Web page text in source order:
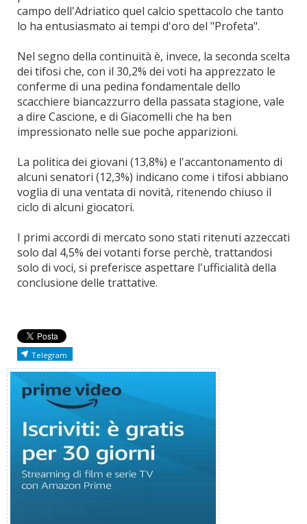
campo dell'Adriatico quel calcio spettacolo che tanto
lo ha entusiasmato ai tempi d'oro del "Profeta".
Nel segno della continuità è, invece, la seconda scelta
dei tifosi che, con il 30,2% dei voti ha apprezzato le
conferme di una pedina fondamentale dello
scacchiere biancazzurro della passata stagione, vale
a dire Cascione, e di Giacomelli che ha ben
impressionato nelle sue poche apparizioni.
La politica dei giovani (13,8%) e l'accantonamento di
alcuni senatori (12,3%) indicano come i tifosi abbiano
voglia di una ventata di novità, ritenendo chiuso il
ciclo di alcuni giocatori.
I primi accordi di mercato sono stati ritenuti azzeccati
solo dal 4,5% dei votanti forse perchè, trattandosi
solo di voci, si preferisce aspettare l'ufficialità della
conclusione delle trattative.
Telegram